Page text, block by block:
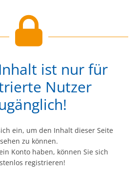
ist nur für
Nutzer
ein, um den Inhalt dieser Seite
sehen zu können.
Konto haben, können Sie sich
registrieren!